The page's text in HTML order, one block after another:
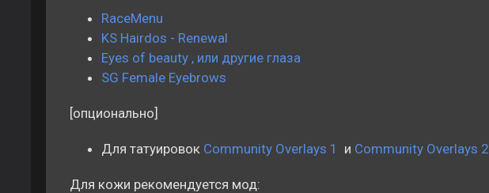
RaceMenu
KS Hairdos - Renewal
Eyes of beauty , или другие глаза
SG Female Eyebrows
[опционально]
Для татуировок Community Overlays 1 и Community Overlays 2
Для кожи рекомендуется мод: